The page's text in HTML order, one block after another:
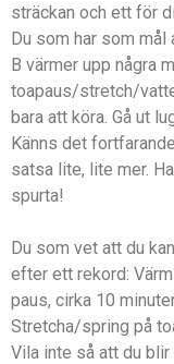
sträckan och ett för
Du som har som
B värmer upp några
toapaus/stretch/
bara att köra. Gå ut
Känns det
satsa lite, lite mer.
spurta!
Du som vet att du
efter ett rekord:
paus, cirka 10
Stretcha/spring på
Vila inte så att du